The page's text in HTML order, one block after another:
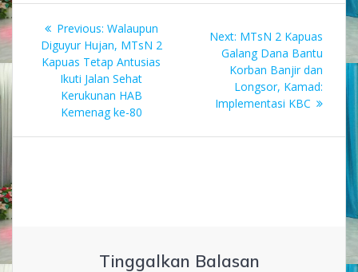
Navigasi
pos
Previous: Previous
post:
Walaupun
Diguyur Hujan, MTsN 2
Kapuas Tetap Antusias
Ikuti Jalan Sehat
Kerukunan HAB
Kemenag ke-80
Next: Next
post:
MTsN 2 Kapuas
Galang Dana Bantu
Korban Banjir dan
Longsor, Kamad:
Implementasi KBC
Tinggalkan Balasan